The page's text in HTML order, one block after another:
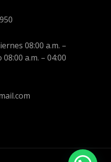
08:00 a.m. –
a.m. – 04:00